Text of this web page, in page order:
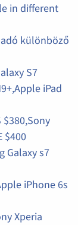
in different
különböző
S7
iPad
$400
Galaxy s7
iPhone 6s
Xperia